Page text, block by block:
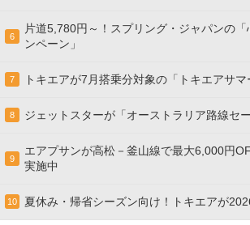
6
片道5,780円～！スプリング・ジャパンの「
ンペーン」
7 トキエアが7月搭乗分対象の「トキエアサ
8 ジェットスターが「オーストラリア路線セ
9
エアプサンが高松－釜山線で最大6,000円
実施中
10 夏休み・帰省シーズン向け！トキエアが